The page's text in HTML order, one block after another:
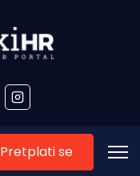
Pretplati se